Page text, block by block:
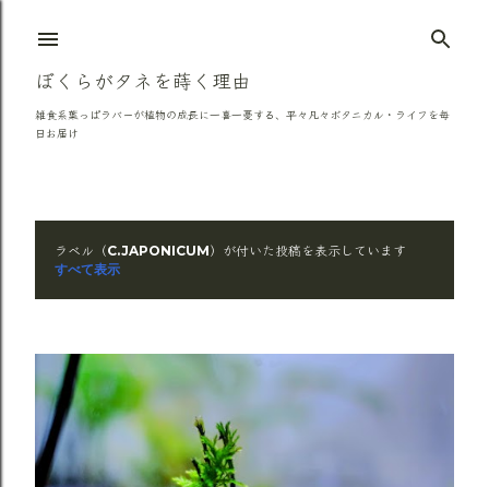
スキップしてメイン コンテンツに移動
ぼくらがタネを蒔く理由
雑食系葉っぱラバーが植物の成長に一喜一憂する、平々凡々ボタニカル・ライフを毎
日お届け
投
ラベル（C.JAPONICUM）が付いた投稿を表示しています
すべて表示